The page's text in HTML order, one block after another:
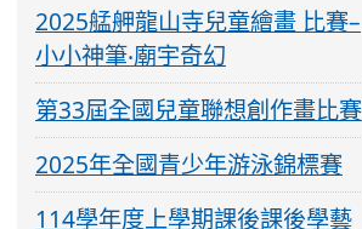
2025艋舺龍山寺兒童繪畫 比賽–
小小神筆‧廟宇奇幻
第33屆全國兒童聯想創作畫比賽
2025年全國青少年游泳錦標賽
114學年度上學期課後課後學藝